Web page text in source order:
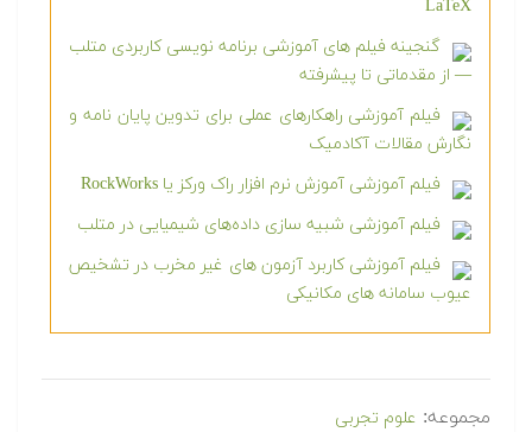
LaTeX
گنجینه فیلم های آموزشی برنامه نویسی کاربردی متلب
— از مقدماتی تا پیشرفته
فیلم آموزشی راهکارهای عملی برای تدوین پایان نامه و
نگارش مقالات آکادمیک
فیلم آموزشی آموزش نرم افزار راک ورکز یا RockWorks
فیلم آموزشی شبیه سازی داده‌های شیمیایی در متلب
فیلم آموزشی کاربرد آزمون های غیر مخرب در تشخیص
عیوب سامانه های مکانیکی
مجموعه: علوم تجربی